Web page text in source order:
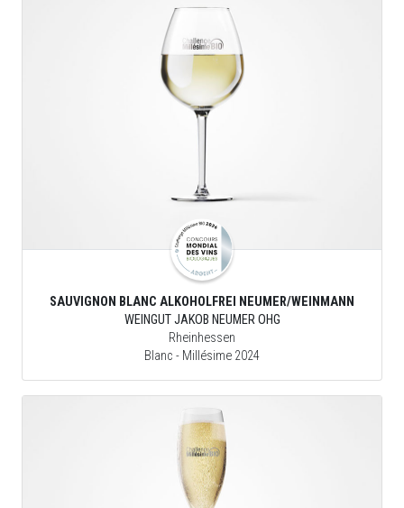
SAUVIGNON BLANC ALKOHOLFREI NEUMER/WEINMANN
WEINGUT JAKOB NEUMER OHG
Rheinhessen
Blanc - Millésime 2024